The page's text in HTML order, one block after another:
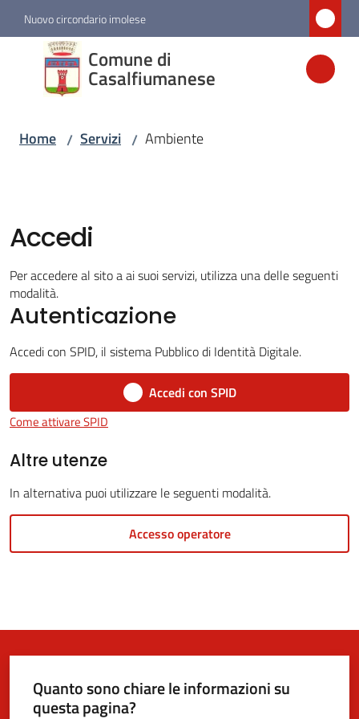
Vai al contenuto
Vai alla navigazione
Vai al footer
Nuovo circondario imolese
Comune di
Casalfiumanese
Comune di
Casalfiumanese
Amministrazione
Servizi
Vivere
Casalfiumanese
5x1000
on-
Home / Servizi / Ambiente
Accedi
Per accedere al sito a ai suoi servizi, utilizza una delle seguenti
modalità.
Autenticazione
Accedi con SPID, il sistema Pubblico di Identità Digitale.
Accedi con SPID
Come attivare SPID
Altre utenze
In alternativa puoi utilizzare le seguenti modalità.
Accesso operatore
Quanto sono chiare le informazioni su
questa pagina?